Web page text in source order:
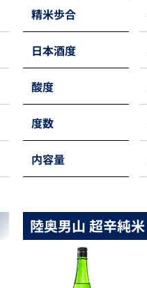
精米歩合
日本酒度
酸度
度数
内容量
陸奥男山 超辛純米